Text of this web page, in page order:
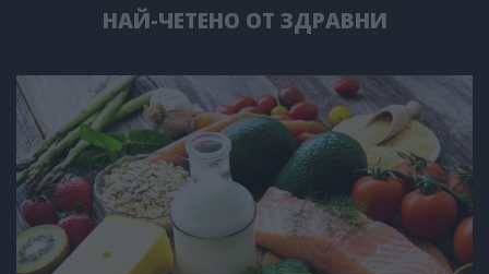
НАЙ-ЧЕТЕНО ОТ ЗДРАВНИ